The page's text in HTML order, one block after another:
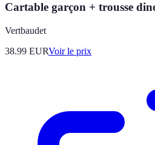
Cartable garçon + trousse
Vertbaudet
38.99 EURVoir le prix